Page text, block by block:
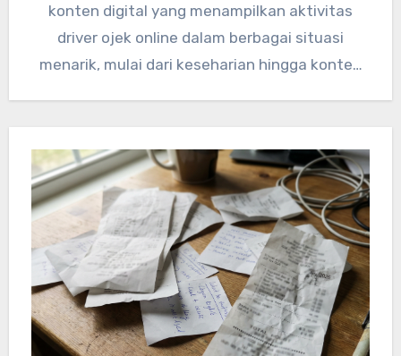
konten digital yang menampilkan aktivitas
driver ojek online dalam berbagai situasi
menarik, mulai dari keseharian hingga konten